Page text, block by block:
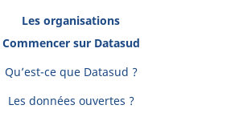
Les organisations
Commencer sur Datasud
Qu’est-ce que Datasud ?
Les données ouvertes ?